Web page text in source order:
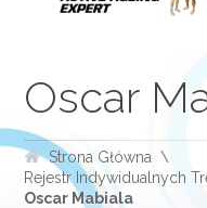
Oscar
Strona Główna
Rejestr Indywidualnych
Oscar Mabiala